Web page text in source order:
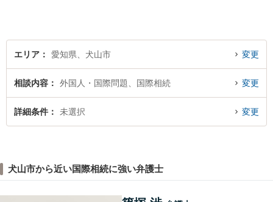
エリア 愛知県、犬山市 変更
相談内容 外国人・国際問題、国際相続 変更
詳細条件 未選択 変更
犬山市から近い国際相続に強い弁護士